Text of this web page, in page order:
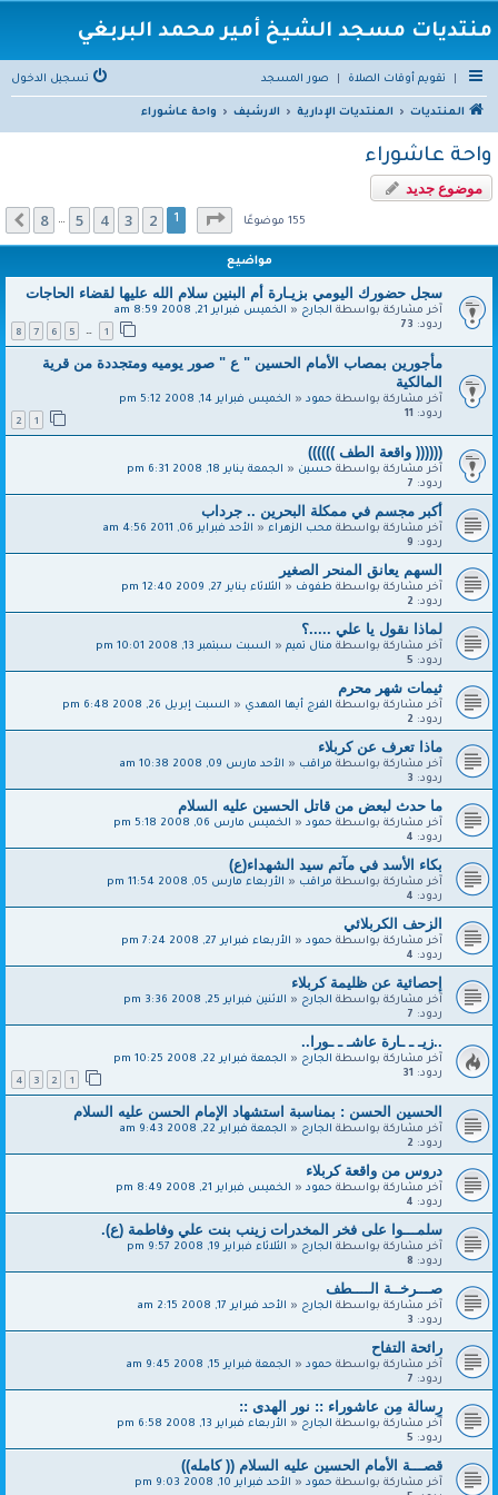
منتديات مسجد الشيخ أمير محمد البربغي
تقويم أوقات الصلاة صور المسجد تسجيل الدخول
المنتديات المنتديات الإدارية الارشيف واحة عاشوراء
واحة عاشوراء
موضوع جديد
155 موضوعًا صفحة1 من8
2
3
4
5
…
8 التالي
مواضيع
سجل حضورك اليومي بزيـارة أم البنين سلام الله عليها لقضاء الحاجات
آخر مشاركة بواسطةالجارح« الخميس فبراير 21, 2008 8:59 am
ردود: 73
…
5
6
7
8
مأجورين بمصاب الأمام الحسين " ع " صور يوميه ومتجددة من قرية
المالكية
آخر مشاركة بواسطةحمود« الخميس فبراير 14, 2008 5:12 pm
ردود: 11
2
(((((( واقعة الطف ))))))
آخر مشاركة بواسطةحسين« الجمعة يناير 18, 2008 6:31 pm
ردود: 7
أكبر مجسم في ممكلة البحرين .. جرداب
آخر مشاركة بواسطةمحب الزهراء« الأحد فبراير 06, 2011 4:56 am
ردود: 9
السهم يعانق المنحر الصغير
آخر مشاركة بواسطةطفوف« الثلاثاء يناير 27, 2009 12:40 pm
ردود: 2
لماذا نقول يا علي .....؟
آخر مشاركة بواسطةمنال تميم« السبت سبتمبر 13, 2008 10:01 pm
ردود: 5
ثيمات شهر محرم
آخر مشاركة بواسطةالفرج أيها المهدي« السبت إبريل 26, 2008 6:48 pm
ردود: 2
ماذا تعرف عن كربلاء
آخر مشاركة بواسطةمراقب« الأحد مارس 09, 2008 10:38 am
ردود: 3
ما حدث لبعض من قاتل الحسين عليه السلام‎
آخر مشاركة بواسطةحمود« الخميس مارس 06, 2008 5:18 pm
ردود: 4
بكاء الأسد في مآتم سيد الشهداء(ع)
آخر مشاركة بواسطةمراقب« الأربعاء مارس 05, 2008 11:54 pm
ردود: 4
الزحف الكربلائي
آخر مشاركة بواسطةحمود« الأربعاء فبراير 27, 2008 7:24 pm
ردود: 4
إحصائية عن ظليمة كربلاء
آخر مشاركة بواسطةالجارح« الاثنين فبراير 25, 2008 3:36 pm
ردود: 7
..زيـ ـ ـارة عاشـ ـ ـورا..
آخر مشاركة بواسطةالجارح« الجمعة فبراير 22, 2008 10:25 pm
ردود: 31
2
3
4
الحسين الحسن : بمناسبة استشهاد الإمام الحسن عليه السلام
آخر مشاركة بواسطةالجارح« الجمعة فبراير 22, 2008 9:43 am
ردود: 2
دروس من واقعة كربلاء
آخر مشاركة بواسطةحمود« الخميس فبراير 21, 2008 8:49 pm
ردود: 4
سلمـــوا على فخر المخدرات زينب بنت علي وفاطمة (ع).
آخر مشاركة بواسطةالجارح« الثلاثاء فبراير 19, 2008 9:57 pm
ردود: 8
صـــرخــة الــــطف‏
آخر مشاركة بواسطةالجارح« الأحد فبراير 17, 2008 2:15 am
ردود: 3
رائحة التفاح
آخر مشاركة بواسطةحمود« الجمعة فبراير 15, 2008 9:45 am
ردود: 7
رِسالة مِن عاشوراء :: نور الهدى ::
آخر مشاركة بواسطةالجارح« الأربعاء فبراير 13, 2008 6:58 pm
ردود: 5
قصـــة الأمام الحسين عليه السلام (( كامله))
آخر مشاركة بواسطةحمود« الأحد فبراير 10, 2008 9:03 pm